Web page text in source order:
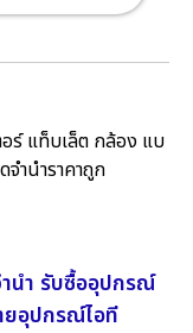
ร์ แท็บเล็ต กล้อง แบ
ำนำราคาถูก
นำ รับซื้ออุปกรณ์
ยอุปกรณ์ไอที